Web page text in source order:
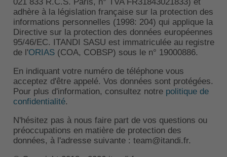
adhère à la législation française sur la protection des
informations personnelles (1998: 204) qui applique la
Directive sur la protection des données européennes
95/46/EC. ITANDI SASU est immatriculée au registre
de l'ORIAS(COA, COBSP) sous le n° 19000886.
En indiquant votre numéro de téléphone vous
acceptez d'être appelé. Vos données sont protégées.
Pour plus d'information, consultez notre politique de
confidentialité.
N'hésitez pas à nous faire part de vos questions ou
préoccupations en matière de protection des
données, à l'adresse suivante : team@itandi.fr.